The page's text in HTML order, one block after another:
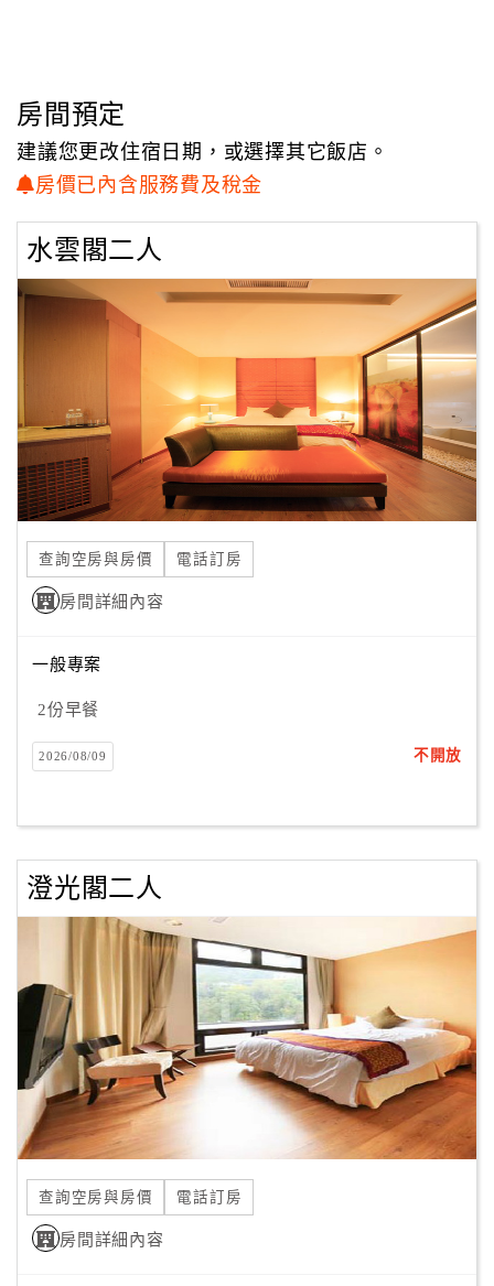
地
圖
顧
務
度
訂
單
管
理
員
戶
客
服
聯
Line
線
上
客
服
紅
利
查
房間預定
建議您更改住宿日期，或選擇其它飯店。
房價已內含服務費及稅金
水雲閣二人
查詢空房與房價 電話訂房
房間詳細內容
一般專案
2份早餐
2026/08/09 不開放
澄光閣二人
查詢空房與房價 電話訂房
房間詳細內容